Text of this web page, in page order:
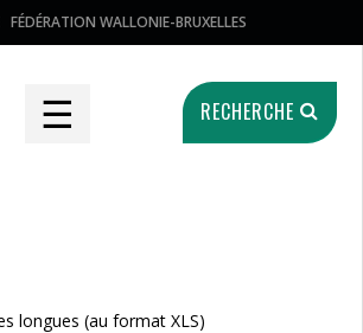
FÉDÉRATION WALLONIE-BRUXELLES
☰ RECHERCHE
longues (au format XLS)